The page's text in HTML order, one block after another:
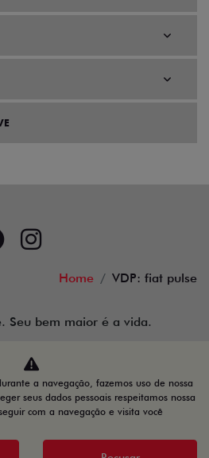
Home VDP: fiat pulse
Seu bem maior é a vida.
LTDA
a navegação, fazemos uso de nossa
seus dados pessoais respeitamos nossa
com a navegação e visita você